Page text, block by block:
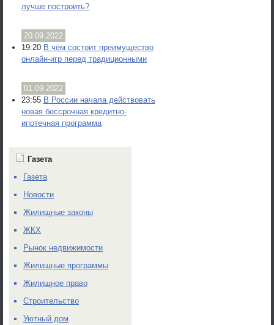
лучше построить?
20.09.2022
19:20 В чём состоит преимущество
онлайн-игр перед традиционными
01.09.2022
23:55 В России начала действовать
новая бессрочная кредитно-
ипотечная программа
Газета
Газета
Новости
Жилищные законы
ЖКХ
Рынок недвижимости
Жилищные программы
Жилищное право
Строительство
Уютный дом